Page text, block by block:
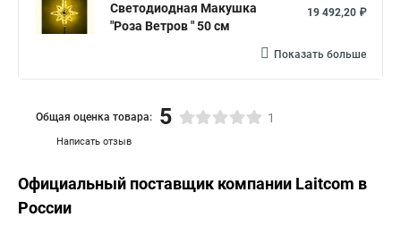
Светодиодная Макушка
"Роза Ветров " 50 см
19 492,20 ₽
Показать больше
Написать отзыв
Общая оценка товара: 5 1
Официальный поставщик компании Laitcom в
России